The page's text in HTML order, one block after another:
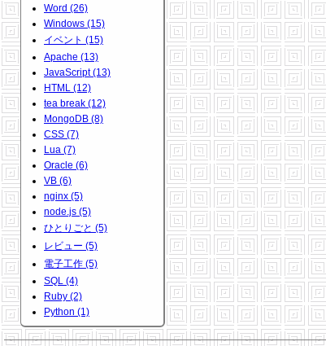
Word (26)
Windows (15)
イベント (15)
Apache (13)
JavaScript (13)
HTML (12)
tea break (12)
MongoDB (8)
CSS (7)
Lua (7)
Oracle (6)
VB (6)
nginx (5)
node.js (5)
ひとりごと (5)
レビュー (5)
電子工作 (5)
SQL (4)
Ruby (2)
Python (1)